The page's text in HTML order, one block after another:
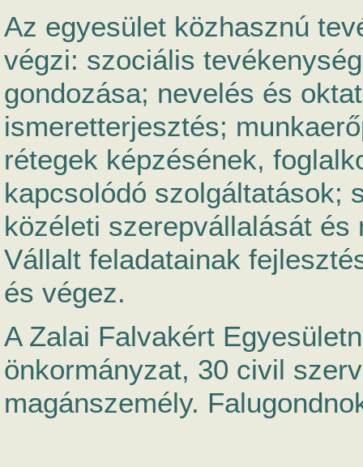
Az egyesület közhasznú
végzi: szociális
gondozása; nevelés és
ismeretterjesztés;
rétegek képzésének,
kapcsolódó szolgáltatások;
közéleti szerepvállalását
Vállalt feladatainak
és végez.
A Zalai Falvakért
önkormányzat, 30 civil
magánszemély.